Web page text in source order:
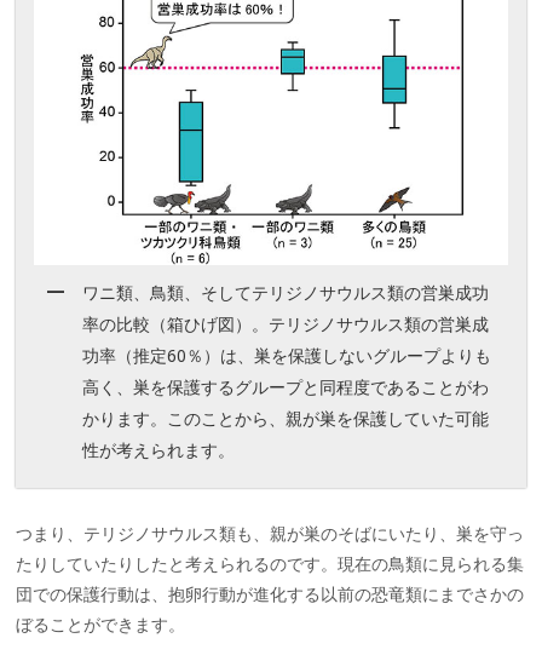
ワニ類、鳥類、そしてテリジノサウルス類の営巣成功
率の比較（箱ひげ図）。テリジノサウルス類の営巣成
功率（推定60％）は、巣を保護しないグループよりも
高く、巣を保護するグループと同程度であることがわ
かります。このことから、親が巣を保護していた可能
性が考えられます。
つまり、テリジノサウルス類も、親が巣のそばにいたり、巣を守っ
たりしていたりしたと考えられるのです。現在の鳥類に見られる集
団での保護行動は、抱卵行動が進化する以前の恐竜類にまでさかの
ぼることができます。